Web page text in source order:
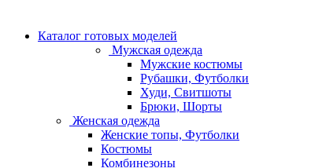
Каталог готовых моделей
Мужская одежда
Мужские костюмы
Рубашки, Футболки
Худи, Свитшоты
Брюки, Шорты
Женская одежда
Женские топы, Футболки
Костюмы
Комбинезоны